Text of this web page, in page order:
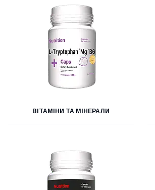
ВІТАМІНИ ТА МІНЕРАЛИ